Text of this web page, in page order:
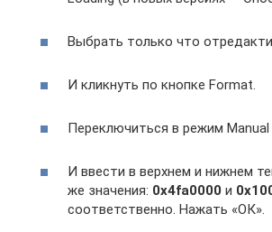
Выбрать только что
И кликнуть по кнопке Format.
Переключиться в режим Manual
И ввести в верхнем и нижнем
же значения: 0x4fa0000 и
соответственно. Нажать «ОК».